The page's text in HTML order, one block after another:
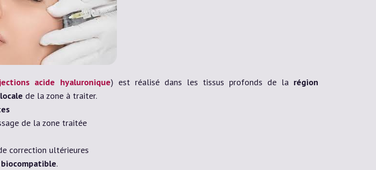
acide hyaluronique) est réalisé dans les tissus profonds de la région
de la zone à traiter.
de la zone traitée
correction ultérieures
.